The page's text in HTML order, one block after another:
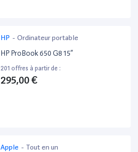
HP - Ordinateur portable
HP ProBook 650 G8 15”
201 offres à partir de :
295,00 €
Apple - Tout en un